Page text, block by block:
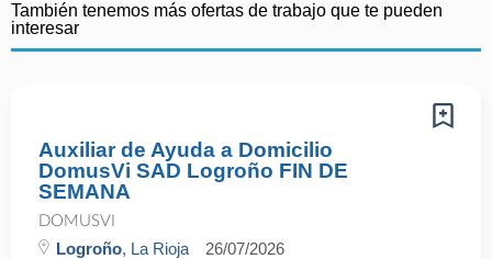
También tenemos más ofertas de trabajo que te pueden
interesar
Auxiliar de Ayuda a Domicilio
DomusVi SAD Logroño FIN DE
SEMANA
DOMUSVI
Logroño, La Rioja 26/07/2026